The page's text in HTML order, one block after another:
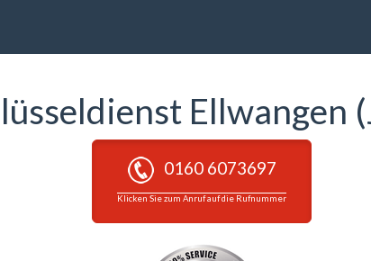
Ellwangen
0160 6073697
Klicken Sie zum Anruf auf die Rufnummer